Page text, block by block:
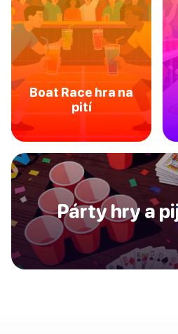
Boat Race hra na
pití
Párty hry a